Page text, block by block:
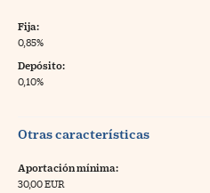
Fija:
0,85%
Depósito:
0,10%
Otras características
Aportación mínima:
30,00 EUR